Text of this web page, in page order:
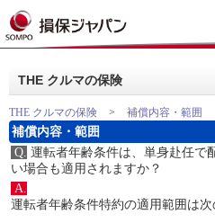
THE クルマの保険
THE クルマの保険 > 補償内容・範囲
補償内容・範囲
Q. 運転者年齢条件は、単身赴任で
い場合も適用されますか？
A.
運転者年齢条件特約の適用範囲は次